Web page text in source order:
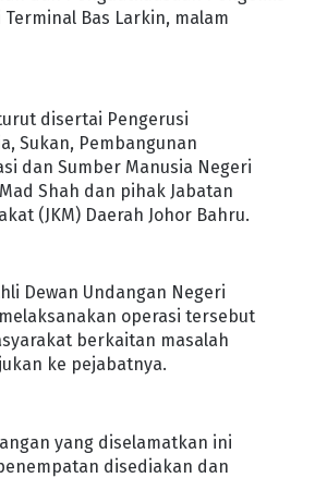
Terminal Bas Larkin, malam
disertai Pengerusi
Sukan, Pembangunan
dan Sumber Manusia Negeri
Shah dan pihak Jabatan
(JKM) Daerah Johor Bahru.
Dewan Undangan Negeri
operasi tersebut
berkaitan masalah
ke pejabatnya.
yang diselamatkan ini
disediakan dan